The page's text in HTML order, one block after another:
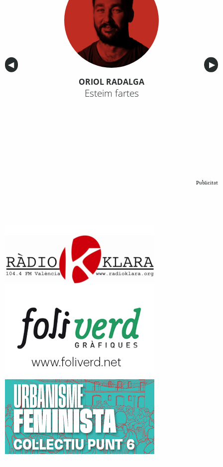
Anterior
◀︎ ▶︎
ORIOL RADALGA
Esteim fartes
Publicitat